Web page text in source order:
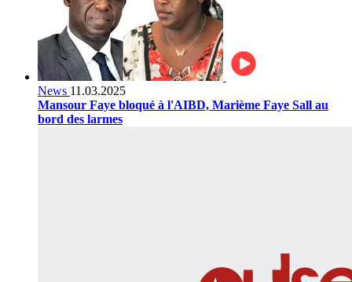
News 11.03.2025
Mansour Faye bloqué à l'AIBD, Marième Faye Sall au
bord des larmes